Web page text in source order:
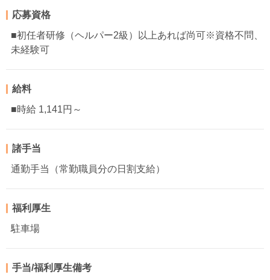
応募資格
■初任者研修（ヘルパー2級）以上あれば尚可※資格不問、
未経験可
給料
■時給 1,141円～
諸手当
通勤手当（常勤職員分の日割支給）
福利厚生
駐車場
手当/福利厚生備考